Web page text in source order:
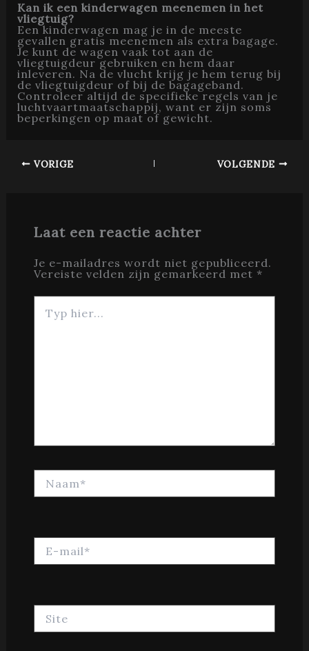
Kan ik een kinderwagen meenemen in het
vliegtuig?
Een kinderwagen mag je in de meeste
gevallen gratis meenemen als extra bagage.
Je kunt de wagen vaak tot aan de
vliegtuigdeur gebruiken en hem daar
inleveren. Na de vlucht krijg je hem terug bij
de vliegtuigdeur of bij de bagageband.
Controleer altijd de specifieke regels van je
luchtvaartmaatschappij, want er zijn soms
beperkingen op maat of gewicht.
VORIGE VOLGENDE
Laat een reactie achter
Je e-mailadres wordt niet gepubliceerd.
Vereiste velden zijn gemarkeerd met *
hier...
mail*